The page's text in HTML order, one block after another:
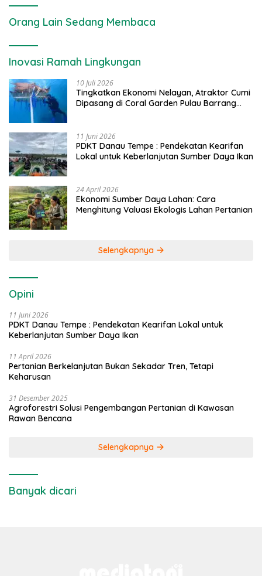
Orang Lain Sedang Membaca
Inovasi Ramah Lingkungan
10 Juli 2026
Tingkatkan Ekonomi Nelayan, Atraktor Cumi
Dipasang di Coral Garden Pulau Barrang
11 Juni 2026
PDKT Danau Tempe : Pendekatan Kearifan
Lokal untuk Keberlanjutan Sumber Daya Ikan
24 April 2026
Ekonomi Sumber Daya Lahan: Cara
Menghitung Valuasi Ekologis Lahan Pertanian
Selengkapnya
Opini
11 Juni 2026
PDKT Danau Tempe : Pendekatan Kearifan Lokal untuk
Keberlanjutan Sumber Daya Ikan
11 April 2026
Pertanian Berkelanjutan Bukan Sekadar Tren, Tetapi
Keharusan
31 Desember 2025
Agroforestri Solusi Pengembangan Pertanian di Kawasan
Rawan Bencana
Selengkapnya
Banyak dicari